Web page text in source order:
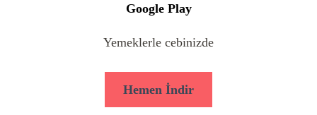
Google Play
Yemeklerle cebinizde
Hemen İndir